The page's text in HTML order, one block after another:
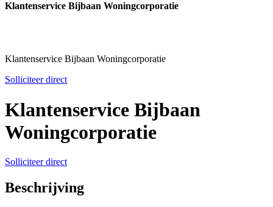
Klantenservice Bijbaan Woningcorporatie
Klantenservice Bijbaan Woningcorporatie
Solliciteer direct
Klantenservice Bijbaan
Woningcorporatie
Solliciteer direct
Beschrijving